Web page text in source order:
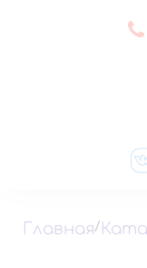
Главная/